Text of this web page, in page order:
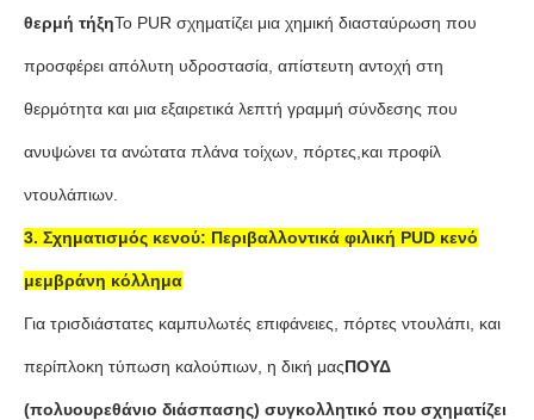
θερμή τήξηΤο PUR σχηματίζει μια χημική διασταύρωση που
προσφέρει απόλυτη υδροστασία, απίστευτη αντοχή στη
θερμότητα και μια εξαιρετικά λεπτή γραμμή σύνδεσης που
ανυψώνει τα ανώτατα πλάνα τοίχων, πόρτες,και προφίλ
ντουλάπιων.
3. Σχηματισμός κενού: Περιβαλλοντικά φιλική PUD κενό
μεμβράνη κόλλημα
Για τρισδιάστατες καμπυλωτές επιφάνειες, πόρτες ντουλάπι, και
περίπλοκη τύπωση καλούπιων, η δική μαςΠΟΥΔ
(πολυουρεθάνιο διάσπασης) συγκολλητικό που σχηματίζει